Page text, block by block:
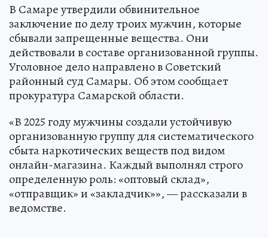
В Самаре утвердили обвинительное
заключение по делу троих мужчин, которые
сбывали запрещенные вещества. Они
действовали в составе организованной группы.
Уголовное дело направлено в Советский
районный суд Самары. Об этом сообщает
прокуратура Самарской области.
«В 2025 году мужчины создали устойчивую
организованную группу для систематического
сбыта наркотических веществ под видом
онлайн-магазина. Каждый выполнял строго
определенную роль: «оптовый склад»,
«отправщик» и «закладчик»», — рассказали в
ведомстве.